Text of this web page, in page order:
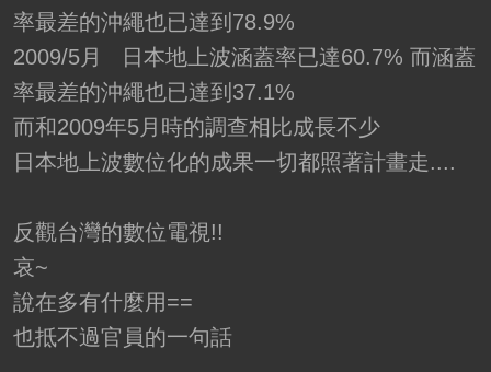
率最差的沖繩也已達到78.9%
2009/5月 日本地上波涵蓋率已達60.7% 而涵蓋
率最差的沖繩也已達到37.1%
而和2009年5月時的調查相比成長不少
日本地上波數位化的成果一切都照著計畫走....
反觀台灣的數位電視!!
哀~
說在多有什麼用==
也抵不過官員的一句話